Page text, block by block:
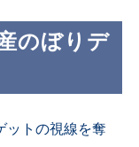
のぼりデ
ットの視線を奪